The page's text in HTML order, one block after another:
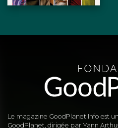
Le magazine GoodPlanet Info est
GoodPlanet, dirigée par Yann